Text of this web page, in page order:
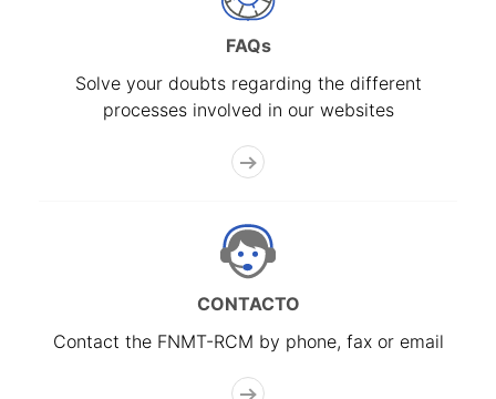
FAQs
Solve your doubts regarding the different
processes involved in our websites
CONTACTO
Contact the FNMT-RCM by phone, fax or email